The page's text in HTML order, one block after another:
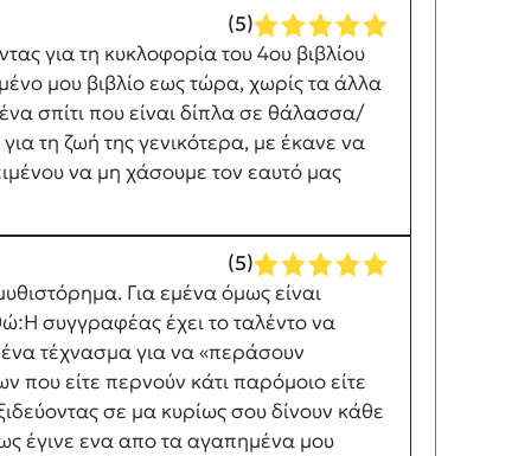
(5)
για τη κυκλοφορία του 4ου βιβλίου
μου βιβλίο εως τώρα, χωρίς τα άλλα
σπίτι που είναι δίπλα σε θάλασσα/
τη ζωή της γενικότερα, με έκανε να
να μη χάσουμε τον εαυτό μας
(5)
Για εμένα όμως είναι
συγγραφέας έχει το ταλέντο να
τέχνασμα για να «περάσουν
που είτε περνούν κάτι παρόμοιο είτε
σε μα κυρίως σου δίνουν κάθε
έγινε ενα απο τα αγαπημένα μου